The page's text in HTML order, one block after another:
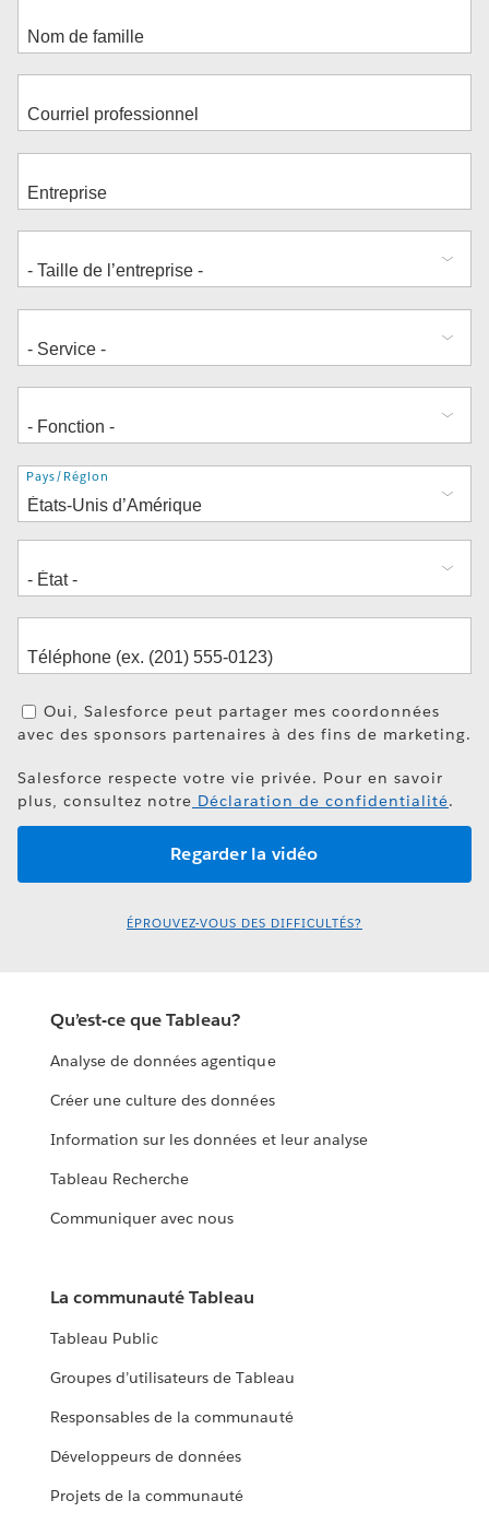
Adresse
Pays/Région
Oui, Salesforce peut partager mes coordonnées
avec des sponsors partenaires à des fins de marketing.
Salesforce respecte votre vie privée. Pour en savoir
plus, consultez notre Déclaration de confidentialité.
ÉPROUVEZ-VOUS DES DIFFICULTÉS?
Qu’est-ce que Tableau?
Analyse de données agentique
Créer une culture des données
Information sur les données et leur analyse
Tableau Recherche
Communiquer avec nous
La communauté Tableau
Tableau Public
Groupes d’utilisateurs de Tableau
Responsables de la communauté
Développeurs de données
Projets de la communauté